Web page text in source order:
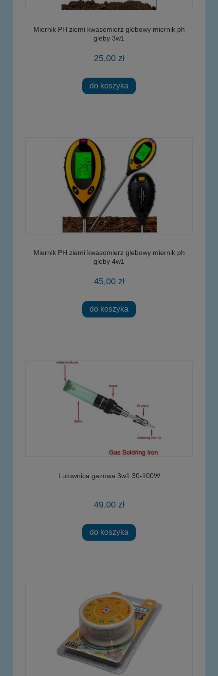
Miernik PH ziemi kwasomierz glebowy miernik ph
gleby 3w1
25,00 zł
do koszyka
Miernik PH ziemi kwasomierz glebowy miernik ph
gleby 4w1
45,00 zł
do koszyka
Lutownica gazowa 3w1 30-100W
49,00 zł
do koszyka